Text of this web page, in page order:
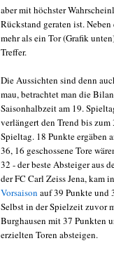
aber mit höchster
Rückstand geraten ist.
mehr als ein Tor (Grafik
Treffer.
Die Aussichten sind denn
mau, betrachtet man die
Saisonhalbzeit am 19.
verlängert den Trend bis zum
Spieltag. 18 Punkte ergäben
36, 16 geschossene Tore
32 - der beste Absteiger aus
der FC Carl Zeiss Jena, kam
Vorsaison auf 39 Punkte und
Selbst in der Spielzeit zuvor
Burghausen mit 37 Punkten
erzielten Toren absteigen.